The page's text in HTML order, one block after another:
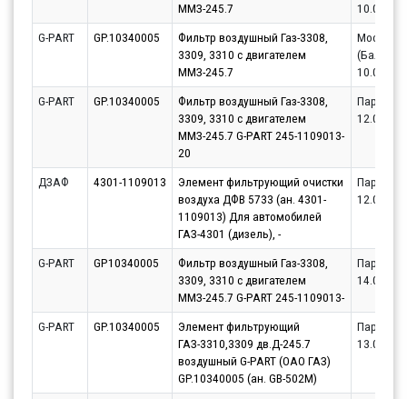
ММЗ-245.7
G-PART
GP.10340005
Фильтр воздушный Газ-3308,
3309, 3310 с двигателем
ММЗ-245.7
Москва
G-PART
GP.10340005
Фильтр воздушный Газ-3308,
3309, 3310 с двигателем
ММЗ-245.7 G-PART 245-1109013-
20
Партнёр
ДЗАФ 4301-1109013
Элемент фильтрующий очистки
воздуха ДФВ 5733 (ан. 4301-
1109013) Для автомобилей
ГАЗ-4301 (дизель), -
Партнёр
G-PART GP10340005
Фильтр воздушный Газ-3308,
3309, 3310 с двигателем
ММЗ-245.7 G-PART 245-1109013-
Партнёр
G-PART GP.10340005
Элемент фильтрующий
ГАЗ-3310,3309 дв.Д-245.7
воздушный G-PART (ОАО ГАЗ)
GP.10340005 (ан. GB-502M)
Партнёр